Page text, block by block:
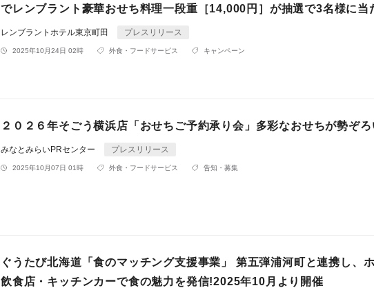
でレンブラント豪華おせち料理一段重［14,000円］が抽選で3名様に当
レンブラントホテル東京町田 プレスリリース
2025年10月24日 02時 外食・フードサービス キャンペーン
２０２６年そごう横浜店「おせちご予約承り会」多彩なおせちが勢ぞろ
みなとみらいPRセンター プレスリリース
2025年10月07日 01時 外食・フードサービス 告知・募集
ぐうたび北海道「食のマッチング支援事業」 第五弾浦河町と連携し、ホ
飲食店・キッチンカーで食の魅力を発信!2025年10月より開催